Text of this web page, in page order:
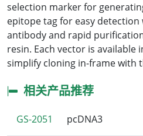
selection marker for
epitope tag for easy
antibody and rapid
resin. Each vector is
simplify cloning in-frame with
相关产品推荐
GS-2051 pcDNA3